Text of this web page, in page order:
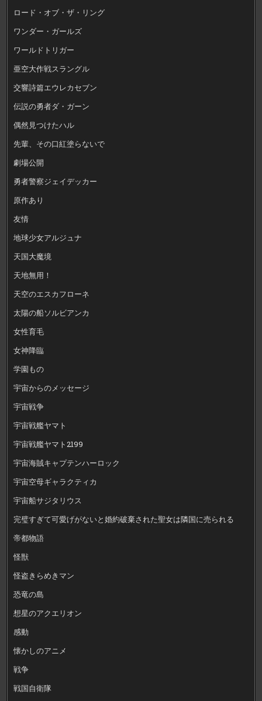
ロード・オブ・ザ・リング
ワンダー・ガールズ
ワールドトリガー
亜空大作戦スラングル
交響詩篇エウレカセブン
伝説の勇者ダ・ガーン
偶然見つけたハル
先輩、その口紅塗らないで
劇場公開
勇者警察ジェイデッカー
原作あり
友情
地球少女アルジュナ
天国大魔境
天地無用！
天空のエスカフローネ
太陽の船ソルビアンカ
女性育毛
女神降臨
学園もの
宇宙からのメッセージ
宇宙戦争
宇宙戦艦ヤマト
宇宙戦艦ヤマト2199
宇宙海賊キャプテンハーロック
宇宙空母ギャラクティカ
宇宙船サジタリウス
完璧すぎて可愛げがないと婚約破棄された聖女は隣国に売られる
帝都物語
怪獣
怪盗きらめきマン
恐竜の島
想星のアクエリオン
感動
懐かしのアニメ
戦争
戦国自衛隊